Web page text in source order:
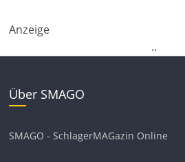
Anzeige
..
Über SMAGO
SMAGO - SchlagerMAGazin Online